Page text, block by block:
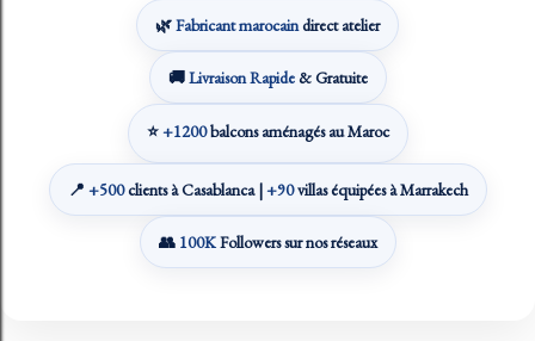
🌿Fabricant marocaindirect atelier
🚚Livraison Rapide& Gratuite
⭐+1200balcons aménagés au Maroc
📍 +500clients à Casablanca |+90villas équipées à Marrakech
👥 100KFollowers sur nos réseaux